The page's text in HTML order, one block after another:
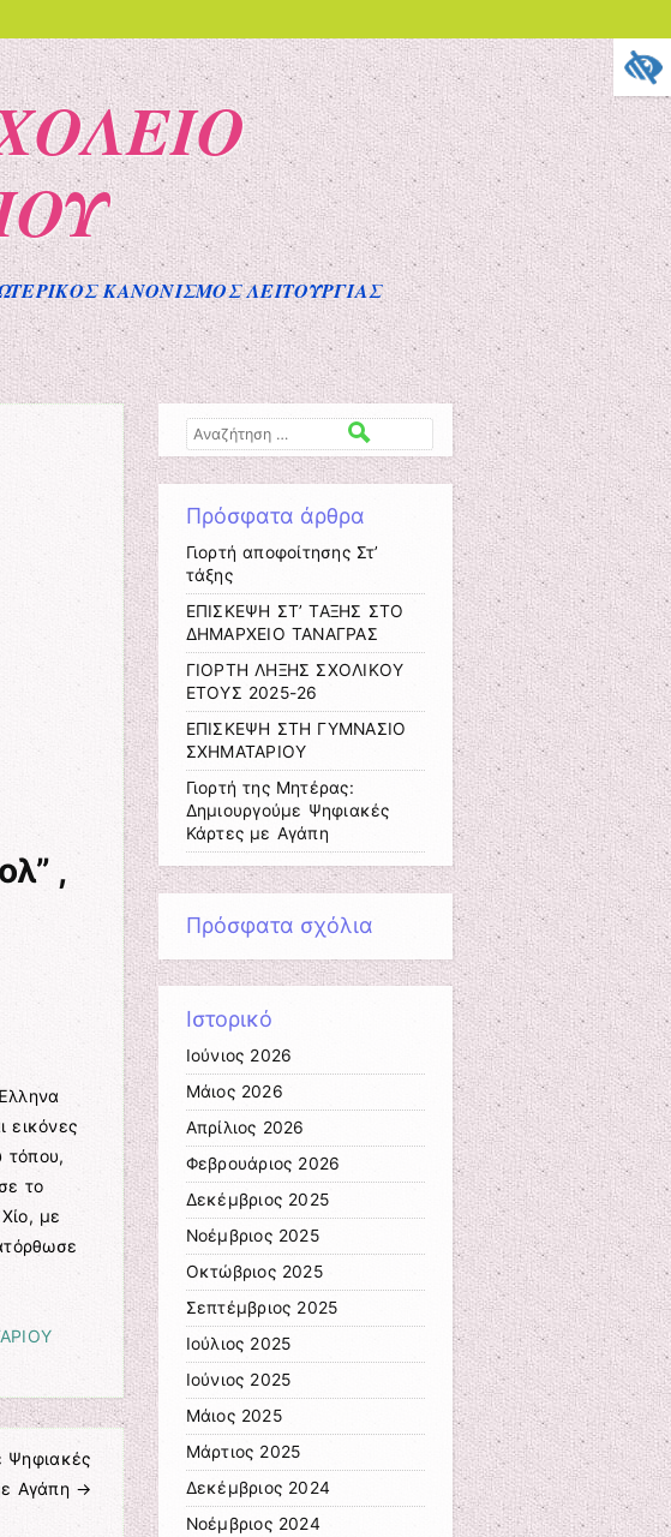
ΚΑΝΟΝΙΣΜΟΣ ΛΕΙΤΟΥΡΓΙΑΣ
,
εικόνες
τόπου,
το
με
Ψηφιακές
Αγάπη →
Αναζήτηση
Πρόσφατα άρθρα
Γιορτή αποφοίτησης Στ’
τάξης
ΕΠΙΣΚΕΨΗ ΣΤ’ ΤΑΞΗΣ ΣΤΟ
ΔΗΜΑΡΧΕΙΟ ΤΑΝΑΓΡΑΣ
ΓΙΟΡΤΗ ΛΗΞΗΣ ΣΧΟΛΙΚΟΥ
ΕΤΟΥΣ 2025-26
ΕΠΙΣΚΕΨΗ ΣΤΗ ΓΥΜΝΑΣΙΟ
ΣΧΗΜΑΤΑΡΙΟΥ
Γιορτή της Μητέρας:
Δημιουργούμε Ψηφιακές
Κάρτες με Αγάπη
Πρόσφατα σχόλια
Ιστορικό
Ιούνιος 2026
Μάιος 2026
Απρίλιος 2026
Φεβρουάριος 2026
Δεκέμβριος 2025
Νοέμβριος 2025
Οκτώβριος 2025
Σεπτέμβριος 2025
Ιούλιος 2025
Ιούνιος 2025
Μάιος 2025
Μάρτιος 2025
Δεκέμβριος 2024
Νοέμβριος 2024